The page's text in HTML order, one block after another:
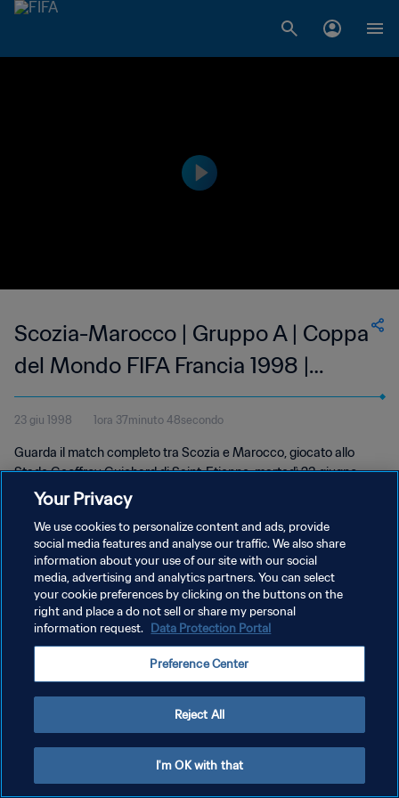
Scozia-Marocco | Gruppo A | Coppa
del Mondo FIFA Francia 1998 |
Match completo
23 giu 1998 1ora 37minuto 48secondo
Guarda il match completo tra Scozia e Marocco, giocato allo
Stade Geoffroy Guichard di Saint-Etienne, martedì 23 giugno
1998.
PRIVACY POLICY
TERMINI DI SERVIZIO
GESTISCI LE TUE PREFERENZE PER I COOKIES
Copyright © 1994 - 2026 FIFA. Tutti i diritti riservati.
Your Privacy
We use cookies to personalize content and ads, provide
social media features and analyse our traffic. We also share
information about your use of our site with our social
media, advertising and analytics partners. You can select
your cookie preferences by clicking on the buttons on the
right and place a do not sell or share my personal
information request. Data Protection Portal
Preference Center
Reject All
I'm OK with that